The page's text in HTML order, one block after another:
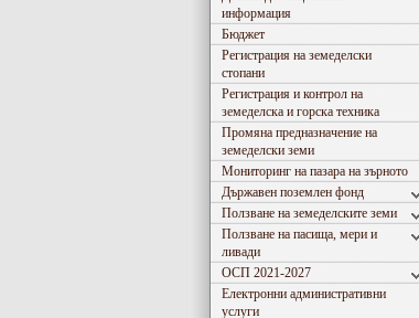
информация
Бюджет
Регистрация на земеделски
стопани
Регистрация и контрол на
земеделска и горска техника
Промяна предназначение на
земеделски земи
Мониторинг на пазара на зърното
Държавен поземлен фонд
Ползване на земеделските земи
Ползване на пасища, мери и
ливади
ОСП 2021-2027
Електронни административни
услуги